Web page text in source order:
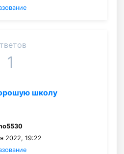
1
школу
2022, 19:22